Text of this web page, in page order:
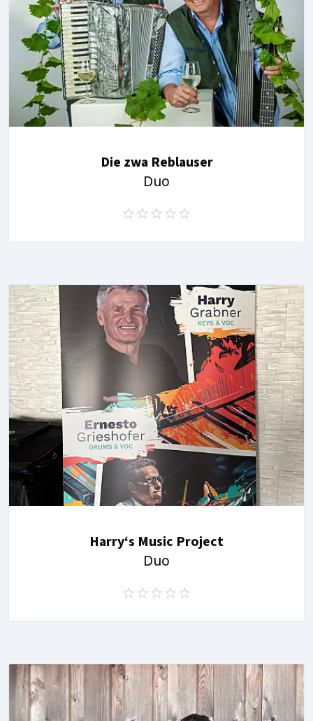
Die zwa Reblauser
Duo
Harry‘s Music Project
Duo